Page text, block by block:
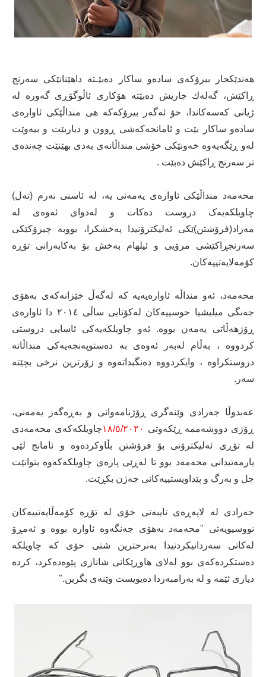
هەندێكجار بیرۆكەی سادەو ساكار دەبێـتە داهێنانێكی سەرنج
ڕاكێش، گەلەك جاریش دەبێتە هۆكاری ئاڵوگۆڕی گەورە لە
ژیانی كەسەكاندا، خۆ ئەگەر بیرۆكەكە هی منداڵێكی ئاوارەی
سادەو ساكار بێت و ئامانجەكەشی ڕوون و دیاربێت و بیەوێت
لەو ڕێگەیەوە خەونێكی خۆشی منداڵانەی بەدی بهێنێت چەندەی
تر سەرنج ڕاكێش دەبێت .
محەمەد منداڵێکی ئاوارەی یەمەنی یە، لە ئاسنی نەرم (تەل)
چاویلکەیەک دروست دەکات و لەدوای ئەوەی لە
مەزاد(فرۆشتن)ێکی ئەلیکترۆنیدا پەخشکرا، بووبە چیرۆکێکی
سەرنجڕاكێشی مرۆیی و ئیلهام بەخش بۆ بەکابەرانی تۆڕە
کۆمەلایەتییەکان.
محەمەد، ئەو منداڵە ئاوارەیەیە کە لەگەڵ خێزانەکەی بەهۆی
جەنگی میلیشیا حوسییەکان لەكۆتایی ساڵی ٢٠١٤ دا ئاوارەی
ڕۆژهەڵاتی یەمەن بووە. ئەو چاویلکەیەكی ئاسایی دروستی
کردووە ، بەڵام لەبەر ئەوەی بە دەستوپەنجەیەکی منداڵانە
دروستكراوە ، وایکردووە دەنگبداتەوە و زۆرترین نرخی بچێتە
سەر.
عەبدوڵا جەرادی وێنەگری ڕۆژنامەوانی و بەڕەگەز یەمەنی،
ڕۆژی دووشەممە ڕێکەوتی ١٨/٥/٢٠٢٠چاویلکەکەی محەمەدی
لە تۆڕی ئەلیکترۆنی بۆ فرۆشتن بڵاوکردەوە و ئامانج لێی
یارمەتیدانی محەمەد بوو تا لەڕێی پارەی چاویلکەکەوە بتوانێت
جل و بەرگ و پێداویستییەکانی جەژن بکڕێت.
جەرادی لە لاپەڕەی تایبەتی خۆی لە تۆڕە کۆمەڵایەتییەکان
نووسیویەتی "محەمەد بەهۆی جەنگەوە ئاوارە بووە و ئەمڕۆ
لەکاتی سەردانیکردنیدا بەنرخترین شتی خۆی کە چاویلکە
دەستکردەکەی بوو لەلای هاوڕێکانی شانازی پێوەدەکرد، کردە
دیاری ئێمە و لە بەرامبەردا دەیویست وێنەی بگرین."